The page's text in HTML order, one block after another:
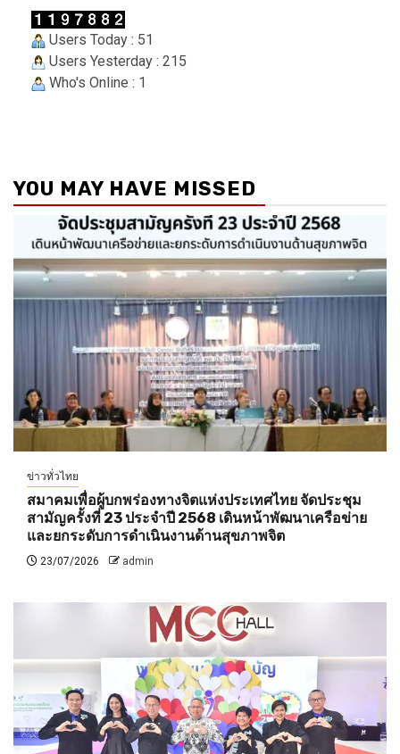
Users Today : 51
Users Yesterday : 215
Who's Online : 1
YOU MAY HAVE MISSED
ข่าวทั่วไทย
สมาคมเพื่อผู้บกพร่องทางจิตแห่งประเทศไทย จัดประชุม
สามัญครั้งที่ 23 ประจำปี 2568 เดินหน้าพัฒนาเครือข่าย
และยกระดับการดำเนินงานด้านสุขภาพจิต
23/07/2026 admin